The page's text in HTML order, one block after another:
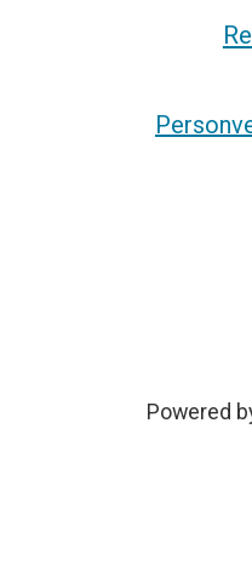
Powered